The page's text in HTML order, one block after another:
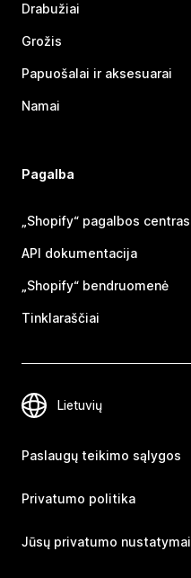
Drabužiai
Grožis
Papuošalai ir aksesuarai
Namai
Pagalba
„Shopify“ pagalbos centras
API dokumentacija
„Shopify“ bendruomenė
Tinklaraščiai
Paslaugų teikimo sąlygos
Privatumo politika
Jūsų privatumo nustatymai